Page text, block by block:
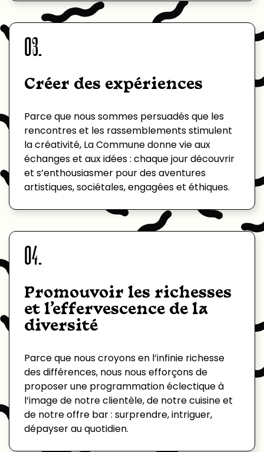
03.
Créer des expériences
Parce que nous sommes persuadés que les
rencontres et les rassemblements stimulent
la créativité, La Commune donne vie aux
échanges et aux idées : chaque jour découvrir
et s’enthousiasmer pour des aventures
artistiques, sociétales, engagées et éthiques.
04.
Promouvoir les richesses
et l’effervescence de la
diversité
Parce que nous croyons en l’infinie richesse
des différences, nous nous efforçons de
proposer une programmation éclectique à
l’image de notre clientèle, de notre cuisine et
de notre offre bar : surprendre, intriguer,
dépayser au quotidien.